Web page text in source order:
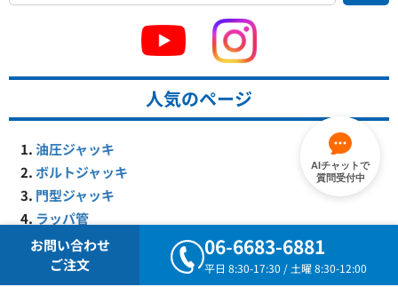
AIチャットで
質問受付中
人気のページ
油圧ジャッキ
ボルトジャッキ
門型ジャッキ
ラッパ管
ポールフィックス・スタッフ・巻尺
コンクリート圧縮試験機
お問い合わせ
ご注文
06-6683-6881
平日 8:30-17:30 / 土曜 8:30-12:00